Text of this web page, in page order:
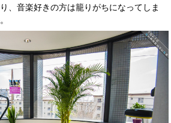
、音楽好きの方は籠りがちになってしま